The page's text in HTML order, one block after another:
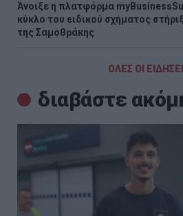
Άνοιξε η πλατφόρμα
κύκλο του ειδικού σχήματος
της Σαμοθράκης
ΟΛΕΣ ΟΙ
διαβάστε